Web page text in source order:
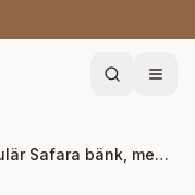
KAVE HOME rektangulär Safara bänk, med hylla - naturlig återvunnen teak (100x32)